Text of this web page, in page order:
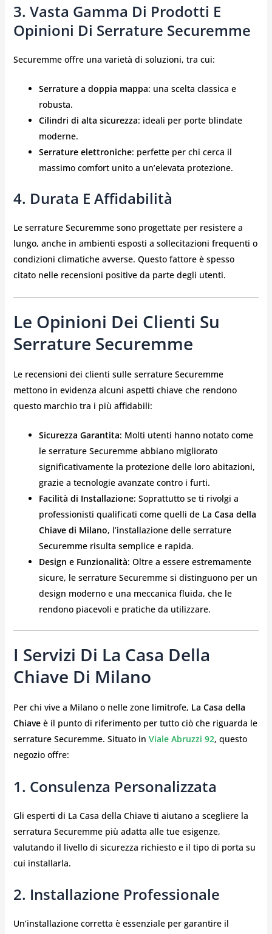
3. Vasta Gamma Di Prodotti E
Opinioni Di Serrature Securemme
Securemme offre una varietà di soluzioni, tra cui:
Serrature a doppia mappa: una scelta classica e
robusta.
Cilindri di alta sicurezza: ideali per porte blindate
moderne.
Serrature elettroniche: perfette per chi cerca il
massimo comfort unito a un’elevata protezione.
4. Durata E Affidabilità
Le serrature Securemme sono progettate per resistere a
lungo, anche in ambienti esposti a sollecitazioni frequenti o
condizioni climatiche avverse. Questo fattore è spesso
citato nelle recensioni positive da parte degli utenti.
Le Opinioni Dei Clienti Su
Serrature Securemme
Le recensioni dei clienti sulle serrature Securemme
mettono in evidenza alcuni aspetti chiave che rendono
questo marchio tra i più affidabili:
Sicurezza Garantita: Molti utenti hanno notato come
le serrature Securemme abbiano migliorato
significativamente la protezione delle loro abitazioni,
grazie a tecnologie avanzate contro i furti.
Facilità di Installazione: Soprattutto se ti rivolgi a
professionisti qualificati come quelli de La Casa della
Chiave di Milano, l’installazione delle serrature
Securemme risulta semplice e rapida.
Design e Funzionalità: Oltre a essere estremamente
sicure, le serrature Securemme si distinguono per un
design moderno e una meccanica fluida, che le
rendono piacevoli e pratiche da utilizzare.
I Servizi Di La Casa Della
Chiave Di Milano
Per chi vive a Milano o nelle zone limitrofe, La Casa della
Chiaveè il punto di riferimento per tutto ciò che riguarda le
serrature Securemme. Situato in Viale Abruzzi 92, questo
negozio offre:
1. Consulenza Personalizzata
Gli esperti di La Casa della Chiave ti aiutano a scegliere la
serratura Securemme più adatta alle tue esigenze,
valutando il livello di sicurezza richiesto e il tipo di porta su
cui installarla.
2. Installazione Professionale
Un’installazione corretta è essenziale per garantire il